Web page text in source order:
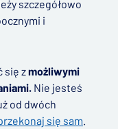
szczegółowo
i
się zmożliwymi
Nie jesteś
od dwóch
się sam.